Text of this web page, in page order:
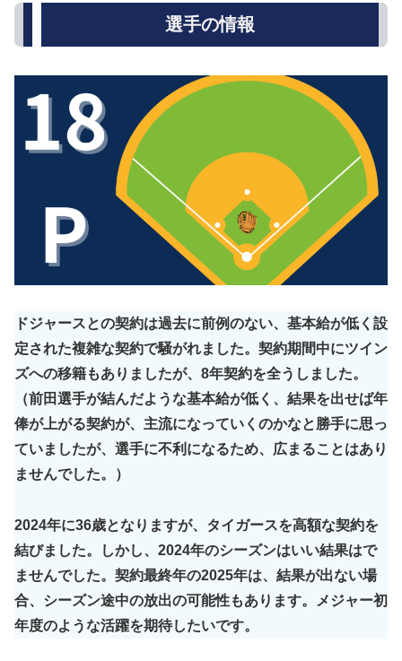
選手の情報
ドジャースとの契約は過去に前例のない、基本給が低く設
定された複雑な契約で騒がれました。契約期間中にツイン
ズへの移籍もありましたが、8年契約を全うしました。
（前田選手が結んだような基本給が低く、結果を出せば年
俸が上がる契約が、主流になっていくのかなと勝手に思っ
ていましたが、選手に不利になるため、広まることはあり
ませんでした。）
2024年に36歳となりますが、タイガースを高額な契約を
結びました。しかし、2024年のシーズンはいい結果はで
ませんでした。契約最終年の2025年は、結果が出ない場
合、シーズン途中の放出の可能性もあります。メジャー初
年度のような活躍を期待したいです。